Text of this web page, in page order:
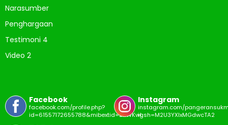
Narasumber
Penghargaan
Testimoni 4
Video 2
Facebook
facebook.com/profile.php?
id=61557172655788&mibextid=ZbWKwL
Instagram
instagram.com/
igsh=M2U3YXIxMGdwcTA2